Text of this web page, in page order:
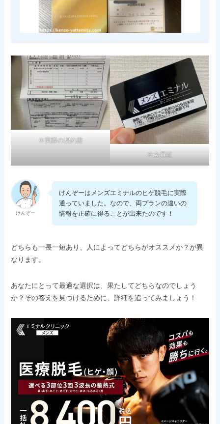
※実際の契約書
※会員証
けんぞー
けんぞーはメンズエミナルのヒゲ脱毛に実際
通っていました。なので、両プランの違いの
情報を正確に得ることが出来たのです！
どちらも一長一短あり、人によってどちらがオススメか？が異
なります。
あなたにとって最適な選択は、果たしてどちらなのでしょう
か？その答えを見つけるために、詳細を追ってみましょう！